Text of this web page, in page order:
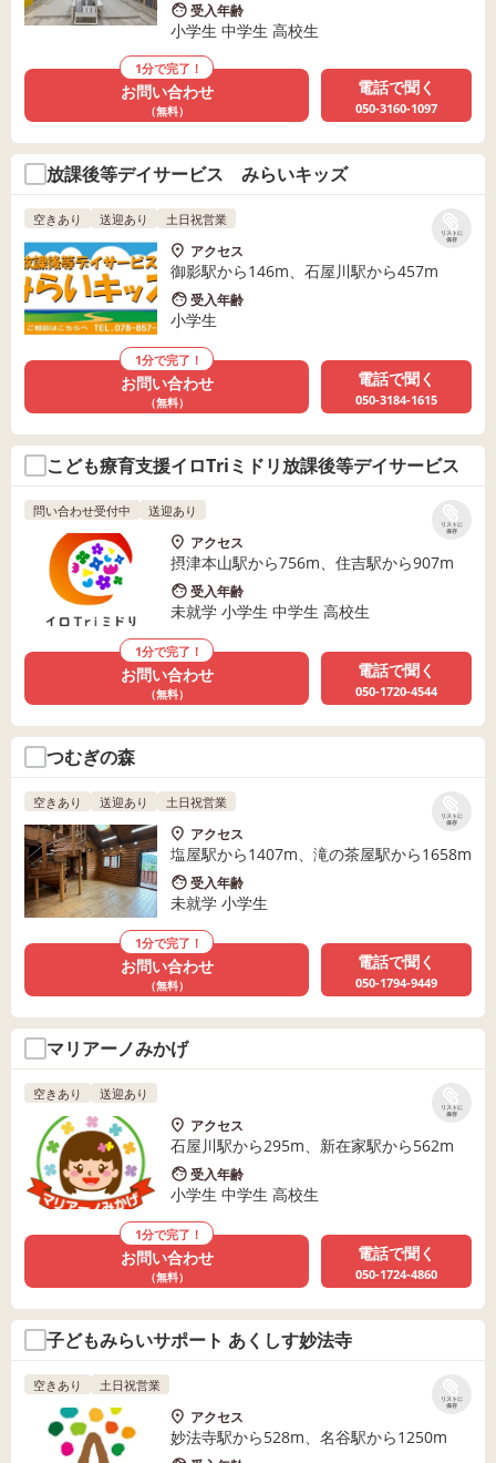
受入年齢
小学生 中学生 高校生
1分で完了！
お問い合わせ
（無料）
電話で聞く
050-3160-1097
放課後等デイサービス みらいキッズ
リストに
保存
空きあり 送迎あり 土日祝営業
アクセス
御影駅から146m、石屋川駅から457m
受入年齢
小学生
1分で完了！
お問い合わせ
（無料）
電話で聞く
050-3184-1615
こども療育支援イロTriミドリ放課後等デイサービス
リストに
保存
問い合わせ受付中 送迎あり
アクセス
摂津本山駅から756m、住吉駅から907m
受入年齢
未就学 小学生 中学生 高校生
1分で完了！
お問い合わせ
（無料）
電話で聞く
050-1720-4544
つむぎの森
リストに
保存
空きあり 送迎あり 土日祝営業
アクセス
塩屋駅から1407m、滝の茶屋駅から1658m
受入年齢
未就学 小学生
1分で完了！
お問い合わせ
（無料）
電話で聞く
050-1794-9449
マリアーノみかげ
リストに
保存
空きあり 送迎あり
アクセス
石屋川駅から295m、新在家駅から562m
受入年齢
小学生 中学生 高校生
1分で完了！
お問い合わせ
（無料）
電話で聞く
050-1724-4860
子どもみらいサポート あくしす妙法寺
リストに
保存
空きあり 土日祝営業
アクセス
妙法寺駅から528m、名谷駅から1250m